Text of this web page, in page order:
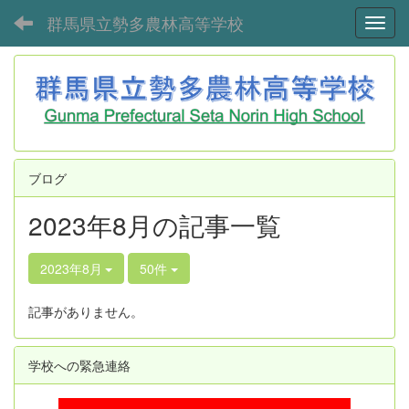
群馬県立勢多農林高等学校
ブログ
2023年8月の記事一覧
2023年8月 50件
記事がありません。
学校への緊急連絡